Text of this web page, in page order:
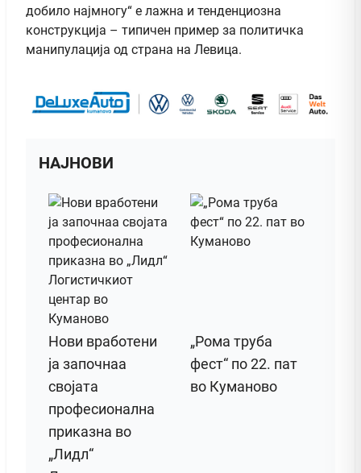
добило најмногу“ е лажна и тенденциозна
конструкција – типичен пример за политичка
манипулација од страна на Левица.
НАЈНОВИ
Нови вработени
ја започнаа
својата
професионална
приказна во
„Лидл“
„Рома труба
фест“ по 22. пат
во Куманово